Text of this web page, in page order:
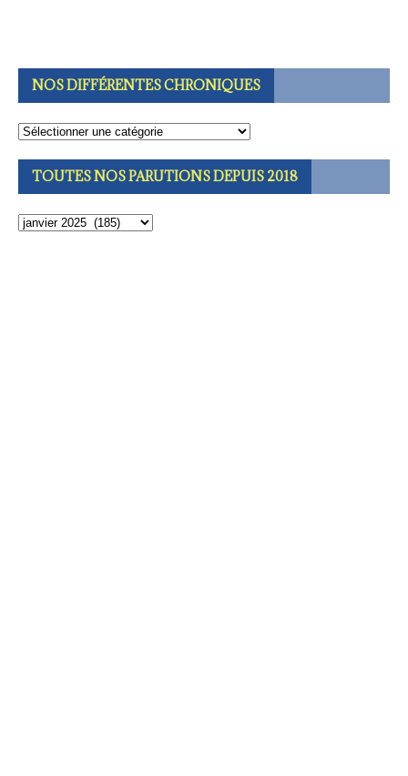
NOS DIFFÉRENTES CHRONIQUES
TOUTES NOS PARUTIONS DEPUIS 2018